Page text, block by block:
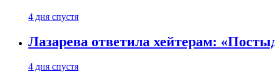
4 дня спустя
Лазарева ответила хейтерам:
4 дня спустя